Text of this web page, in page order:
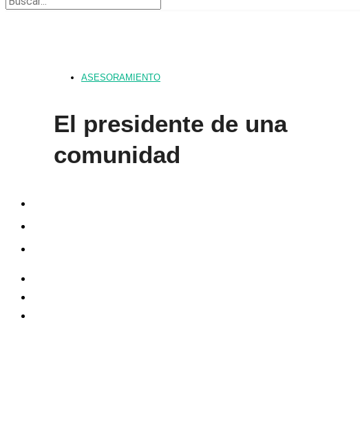
ASESORAMIENTO
El presidente de una
comunidad